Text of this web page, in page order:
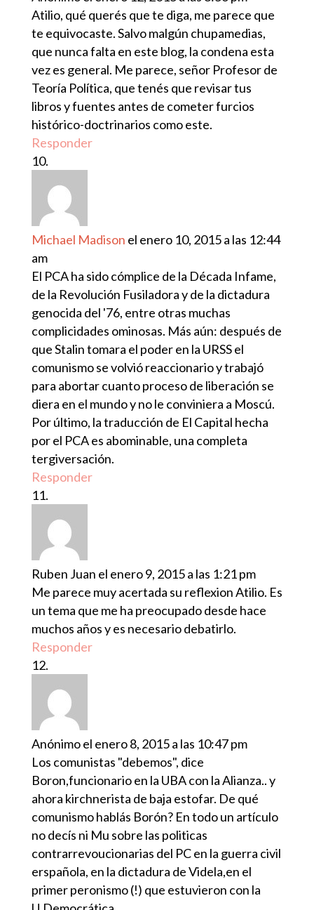
Atilio, qué querés que te diga, me parece que
te equivocaste. Salvo malgún chupamedias,
que nunca falta en este blog, la condena esta
vez es general. Me parece, señor Profesor de
Teoría Política, que tenés que revisar tus
libros y fuentes antes de cometer furcios
histórico-doctrinarios como este.
Responder
Michael Madison el enero 10, 2015 a las 12:44
am
El PCA ha sido cómplice de la Década Infame,
de la Revolución Fusiladora y de la dictadura
genocida del '76, entre otras muchas
complicidades ominosas. Más aún: después de
que Stalin tomara el poder en la URSS el
comunismo se volvió reaccionario y trabajó
para abortar cuanto proceso de liberación se
diera en el mundo y no le conviniera a Moscú.
Por último, la traducción de El Capital hecha
por el PCA es abominable, una completa
tergiversación.
Responder
Ruben Juan el enero 9, 2015 a las 1:21 pm
Me parece muy acertada su reflexion Atilio. Es
un tema que me ha preocupado desde hace
muchos años y es necesario debatirlo.
Responder
Anónimoel enero 8, 2015 a las 10:47 pm
Los comunistas "debemos", dice
Boron,funcionario en la UBA con la Alianza.. y
ahora kirchnerista de baja estofar. De qué
comunismo hablás Borón? En todo un artículo
no decís ni Mu sobre las politicas
contrarrevoucionarias del PC en la guerra civil
erspañola, en la dictadura de Videla,en el
primer peronismo (!) que estuvieron con la